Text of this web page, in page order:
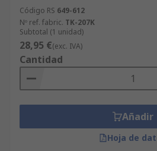
Código RS 649-612
Nº ref. fabric. TK-207K
Subtotal (1 unidad)
28,95 €(exc. IVA)
Cantidad
Añadir
Hoja de